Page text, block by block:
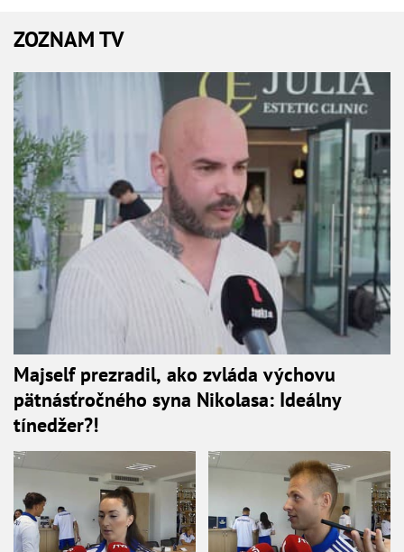
ZOZNAM TV
Majself prezradil, ako zvláda výchovu
pätnásťročného syna Nikolasa: Ideálny
tínedžer?!